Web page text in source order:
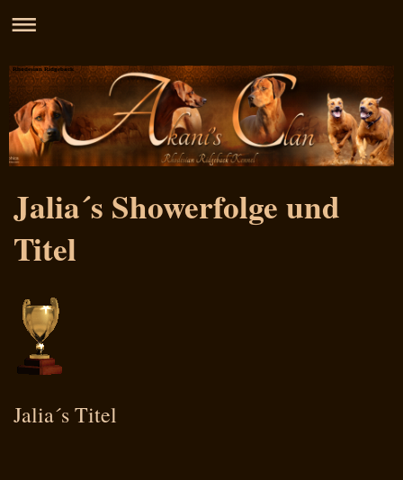
Rhodesian Ridgeback
Jalia´s Showerfolge und
Titel
Jalia´s Titel